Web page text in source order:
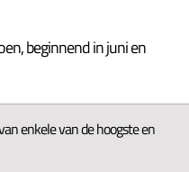
beginnend in juni en
enkele van de hoogste en